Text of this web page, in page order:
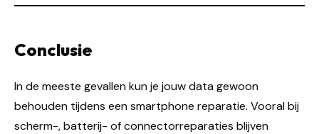
Conclusie
In de meeste gevallen kun je jouw data gewoon
behouden tijdens een smartphone reparatie. Vooral bij
scherm-, batterij- of connectorreparaties blijven